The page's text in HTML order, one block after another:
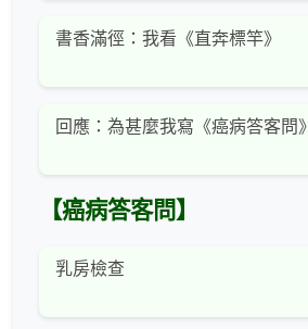
書香滿徑：我看《直奔標竿》
回應：為甚麼我寫《癌病答客問》
【癌病答客問】
乳房檢查